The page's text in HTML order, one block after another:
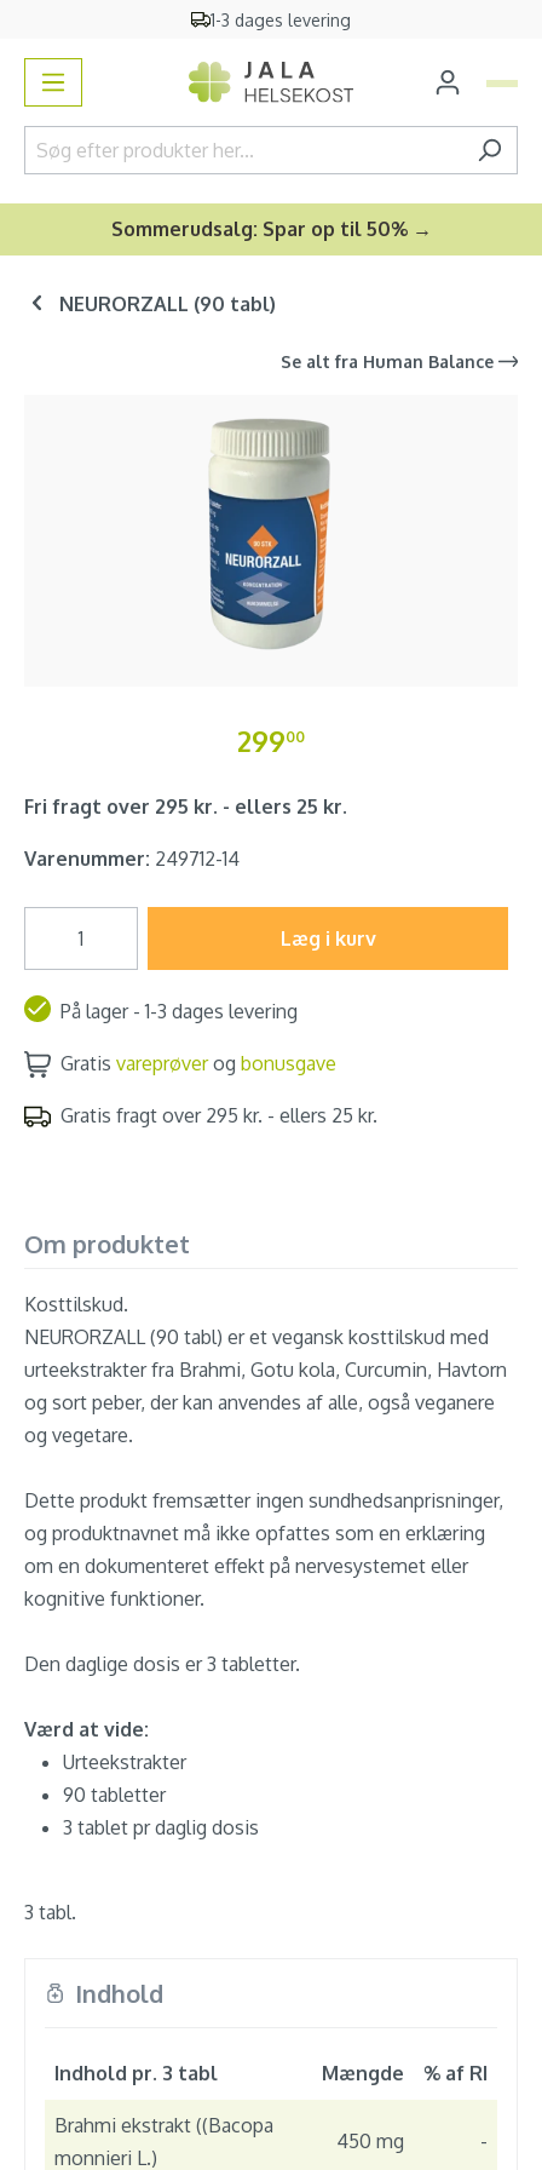
1-3 dages levering
Sommerudsalg: Spar op til 50% →
NEURORZALL (90 tabl)
Se alt fra Human Balance
29900
Fri fragt over 295 kr. - ellers 25 kr.
Varenummer: 249712-14
Læg i kurv
På lager - 1-3 dages levering
Gratis vareprøverog bonusgave
Gratis fragt over 295 kr. - ellers 25 kr.
Om produktet
Kosttilskud.
NEURORZALL (90 tabl) er et vegansk kosttilskud med
urteekstrakter fra Brahmi, Gotu kola, Curcumin, Havtorn
og sort peber, der kan anvendes af alle, også veganere
og vegetare.
Dette produkt fremsætter ingen sundhedsanprisninger,
og produktnavnet må ikke opfattes som en erklæring
om en dokumenteret effekt på nervesystemet eller
kognitive funktioner.
Den daglige dosis er 3 tabletter.
Værd at vide:
Urteekstrakter
90 tabletter
3 tablet pr daglig dosis
3 tabl.
Indhold
Indhold pr. 3 tabl Mængde % af RI
Brahmi ekstrakt ((Bacopa
monnieri L.)
450 mg -